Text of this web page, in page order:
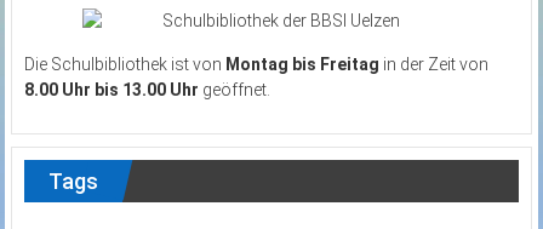
Die Schulbibliothek ist von Montag bis Freitag in der Zeit von
8.00 Uhr bis 13.00 Uhr geöffnet.
Tags